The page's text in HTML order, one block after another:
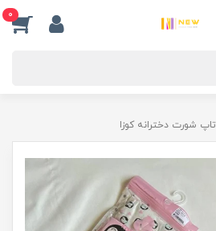
0
تاپ شورت دخترانه کوزا